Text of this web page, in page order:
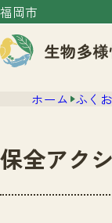
福岡市
センタ
ホーム ふく
保全アク